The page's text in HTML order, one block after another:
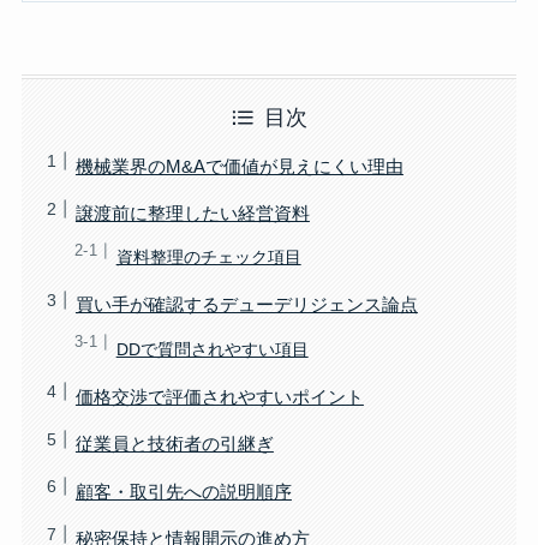
目次
機械業界のM&Aで価値が見えにくい理由
譲渡前に整理したい経営資料
資料整理のチェック項目
買い手が確認するデューデリジェンス論点
DDで質問されやすい項目
価格交渉で評価されやすいポイント
従業員と技術者の引継ぎ
顧客・取引先への説明順序
秘密保持と情報開示の進め方